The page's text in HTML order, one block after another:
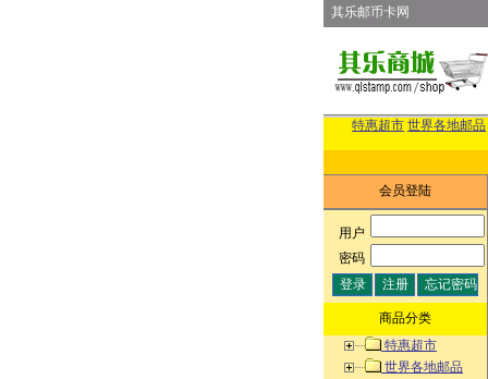
其乐邮币卡网
特惠超市 世界各地邮品
会员登陆
用户:
密码:
商品分类
特惠超市
世界各地邮品